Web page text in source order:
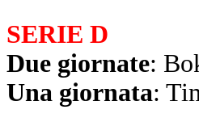
SERIE D
Due giornate:
Una giornata: